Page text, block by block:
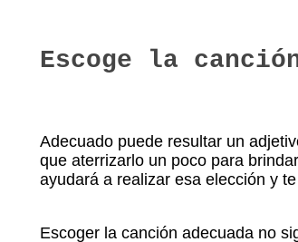
Escoge la
Adecuado puede resultar un
que aterrizarlo un poco para
ayudará a realizar esa elección y
Escoger la canción adecuada no